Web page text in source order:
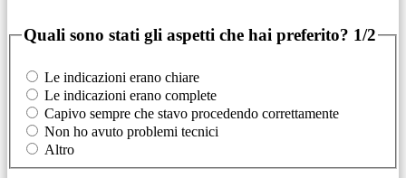
Quali sono stati gli aspetti che hai preferito? 1/2
Le indicazioni erano chiare
Le indicazioni erano complete
Capivo sempre che stavo procedendo correttamente
Non ho avuto problemi tecnici
Altro